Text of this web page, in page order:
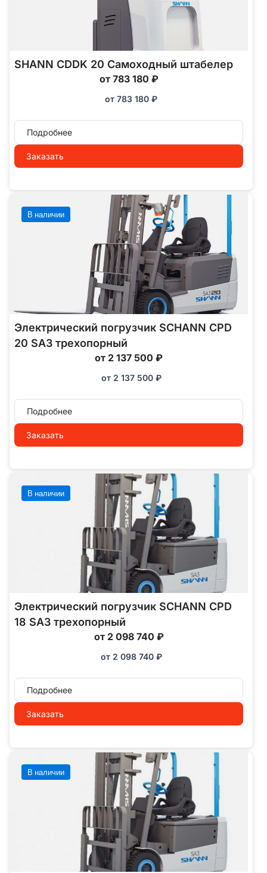
SHANN CDDK 20 Самоходный штабелер
от 783 180 ₽
от 783 180 ₽
Подробнее
Заказать
В наличии
Электрический погрузчик SCHANN CPD
20 SA3 трехопорный
от 2 137 500 ₽
от 2 137 500 ₽
Подробнее
Заказать
В наличии
Электрический погрузчик SCHANN CPD
18 SA3 трехопорный
от 2 098 740 ₽
от 2 098 740 ₽
Подробнее
Заказать
В наличии